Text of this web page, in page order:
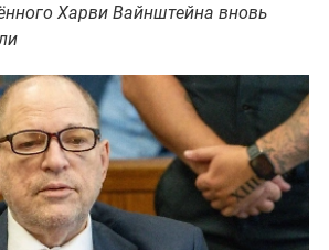
Харви Вайнштейна вновь